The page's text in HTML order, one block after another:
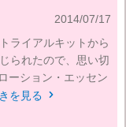
2014/07/17
ライアルキットから
られたので、思い切
ーション・エッセン
を見る 